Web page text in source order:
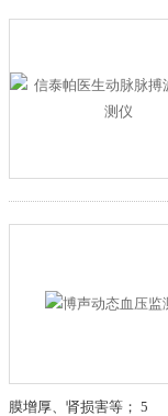
膜增厚、肾损害等； 5